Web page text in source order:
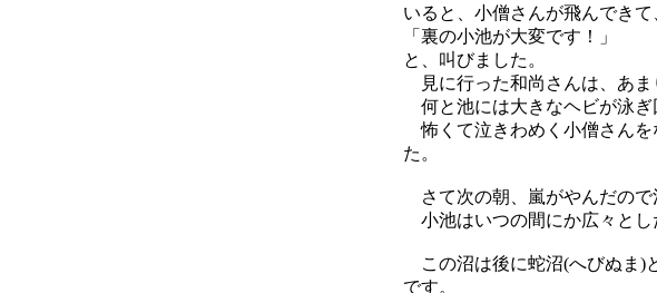
いると、小僧さんが飛んできて
「裏の小池が大変です！」
と、叫びました。
見に行った和尚さんは、あま
何と池には大きなヘビが泳ぎ
怖くて泣きわめく小僧さんを
た。
さて次の朝、嵐がやんだので
小池はいつの間にか広々とし
この沼は後に蛇沼(へびぬま)
です。